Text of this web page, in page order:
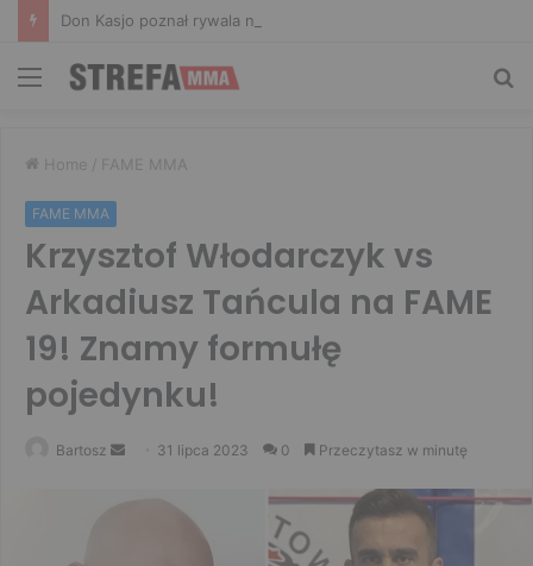
Menu
Home / FAME MMA
FAME MMA
Krzysztof Włodarczyk vs
Arkadiusz Tańcula na FAME
19! Znamy formułę
pojedynku!
Bartosz
Send 31 lipca 2023 0 Przeczytasz w minutę